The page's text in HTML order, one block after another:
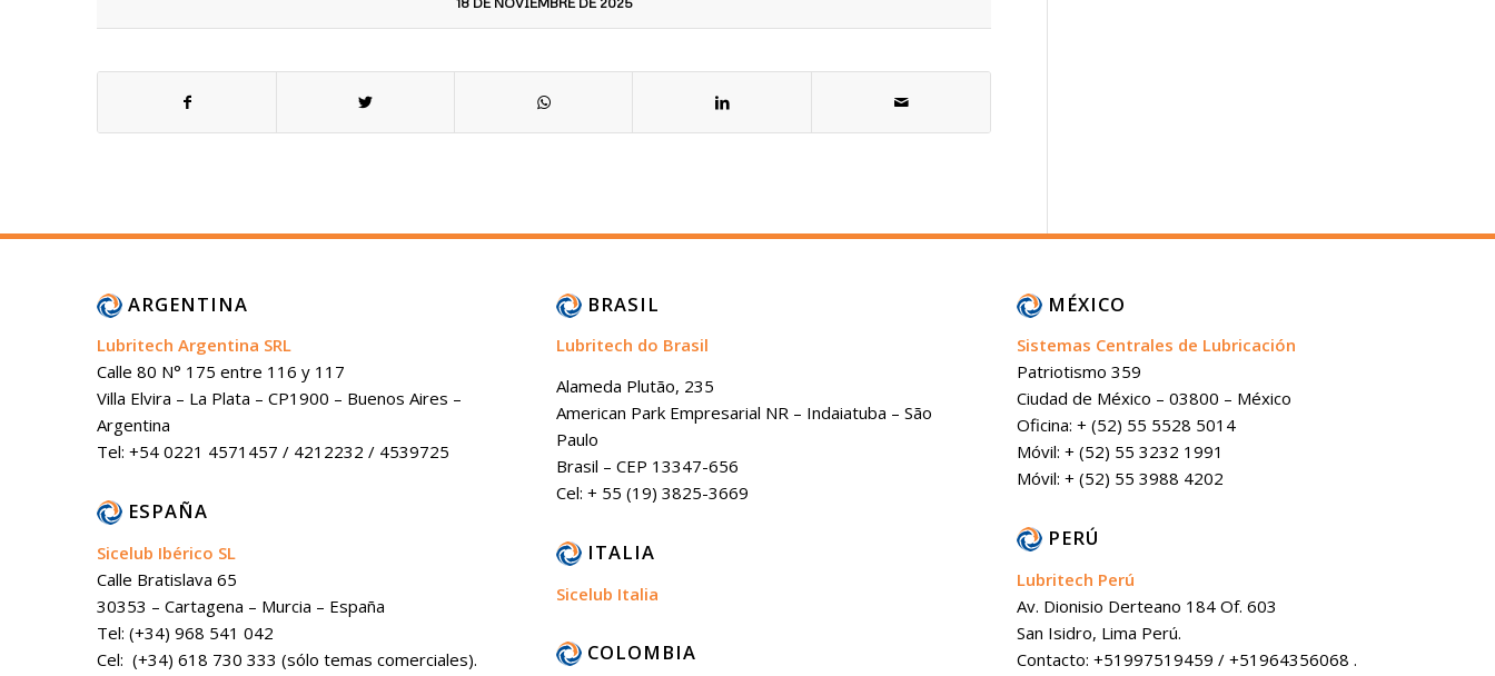
ARGENTINA
Lubritech Argentina SRL
Calle 80 N° 175 entre 116 y 117
Villa Elvira – La Plata – CP1900 – Buenos Aires –
Argentina
Tel: +54 0221 4571457 / 4212232 / 4539725
ESPAÑA
Sicelub Ibérico SL
Calle Bratislava 65
30353 – Cartagena – Murcia – España
Tel: (+34) 968 541 042
Cel: (+34) 618 730 333 (sólo temas comerciales).
BRASIL
Lubritech do Brasil
Alameda Plutão, 235
American Park Empresarial NR – Indaiatuba – São
Paulo
Brasil – CEP 13347-656
Cel: + 55 (19) 3825-3669
ITALIA
Sicelub Italia
COLOMBIA
MÉXICO
Sistemas Centrales de Lubricación
Patriotismo 359
Ciudad de México – 03800 – México
Oficina: + (52) 55 5528 5014
Móvil: + (52) 55 3232 1991
Móvil: + (52) 55 3988 4202
PERÚ
Lubritech Perú
Av. Dionisio Derteano 184 Of. 603
San Isidro, Lima Perú.
Contacto: +51997519459 / +51964356068 .